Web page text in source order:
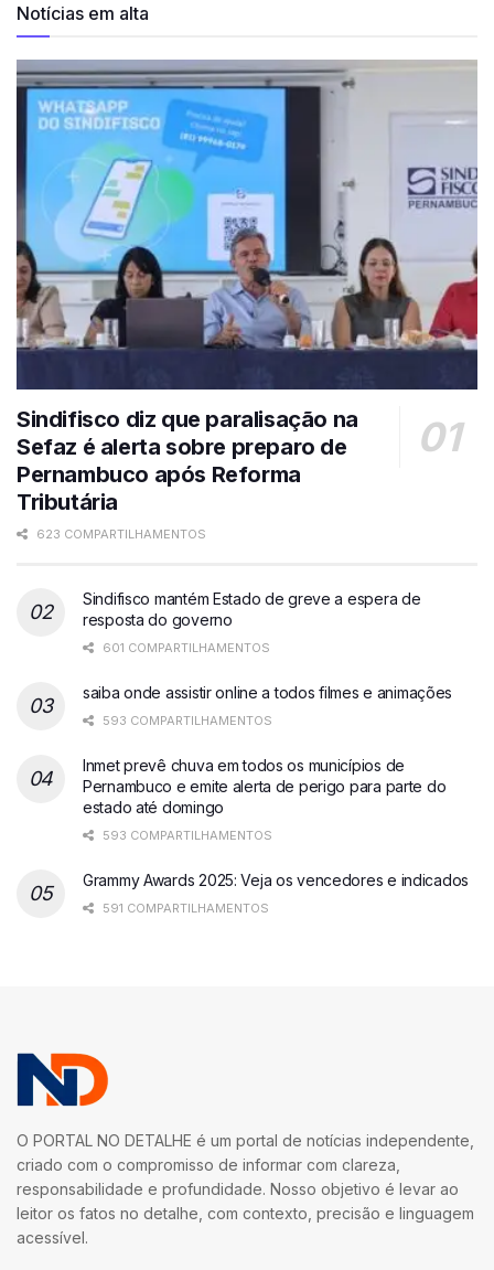
Notícias em alta
Sindifisco diz que paralisação na
Sefaz é alerta sobre preparo de
Pernambuco após Reforma
Tributária
623 COMPARTILHAMENTOS
Sindifisco mantém Estado de greve a espera de
resposta do governo
601 COMPARTILHAMENTOS
saiba onde assistir online a todos filmes e animações
593 COMPARTILHAMENTOS
Inmet prevê chuva em todos os municípios de
Pernambuco e emite alerta de perigo para parte do
estado até domingo
593 COMPARTILHAMENTOS
Grammy Awards 2025: Veja os vencedores e indicados
591 COMPARTILHAMENTOS
O PORTAL NO DETALHE é um portal de notícias independente,
criado com o compromisso de informar com clareza,
responsabilidade e profundidade. Nosso objetivo é levar ao
leitor os fatos no detalhe, com contexto, precisão e linguagem
acessível.